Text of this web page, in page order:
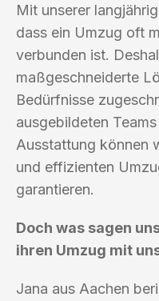
Mit unserer
dass ein Umzug oft
verbunden ist.
maßgeschneiderte
Bedürfnisse
ausgebildeten
Ausstattung können
und effizienten
garantieren.
Doch was sagen
ihren Umzug mit
Jana aus Aachen